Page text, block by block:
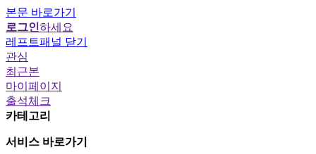
본문 바로가기
로그인하세요
레프트패널 닫기
관심
최근본
마이페이지
출석체크
카테고리
서비스 바로가기